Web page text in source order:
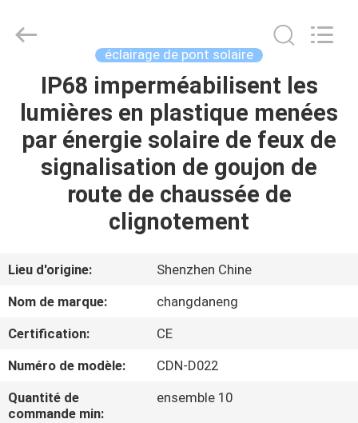
MAISON
DES
PRODUITS
DE
NOUS
VISITE
DE
L'USINE
Technology
éclairage de pont solaire
IP68 imperméabilisent les
lumières en plastique menées
par énergie solaire de feux de
signalisation de goujon de
route de chaussée de
clignotement
Lieu d'origine:
Shenzhen Chine
Nom de marque:
changdaneng
Certification:
CE
Numéro de modèle:
CDN-D022
Quantité de
commande min:
ensemble 10